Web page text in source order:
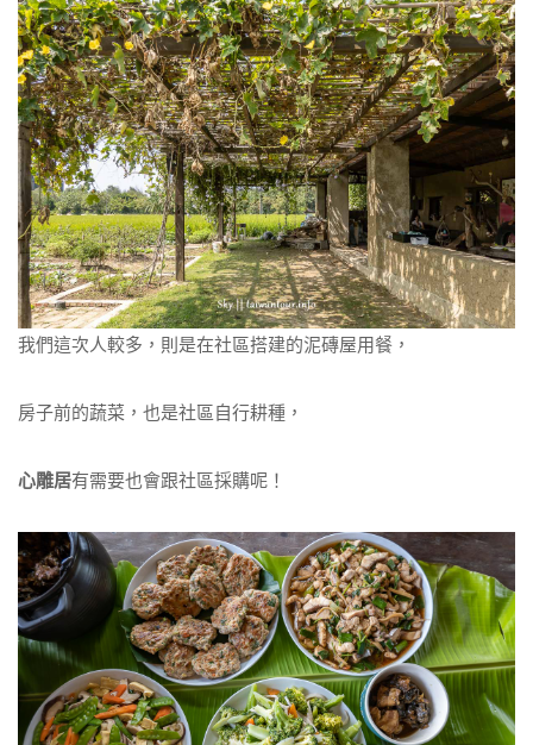
我們這次人較多，則是在社區搭建的泥磚屋用餐，
房子前的蔬菜，也是社區自行耕種，
心雕居有需要也會跟社區採購呢！